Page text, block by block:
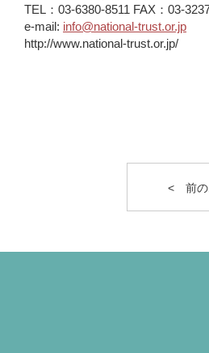
TEL：03-6380-8511 FAX：03-
e-mail: info@national-trust.or.jp
http://www.national-trust.or.jp/
< 前の